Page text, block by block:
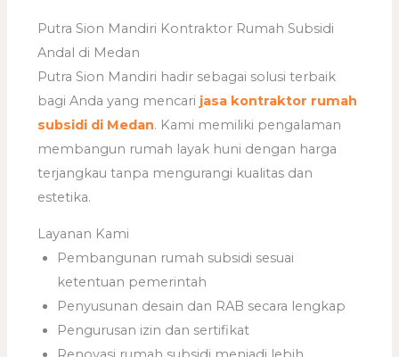
Putra Sion Mandiri Kontraktor Rumah Subsidi
Andal di Medan
Putra Sion Mandiri hadir sebagai solusi terbaik
bagi Anda yang mencari jasa kontraktor rumah
subsidi di Medan. Kami memiliki pengalaman
membangun rumah layak huni dengan harga
terjangkau tanpa mengurangi kualitas dan
estetika.
Layanan Kami
Pembangunan rumah subsidi sesuai
ketentuan pemerintah
Penyusunan desain dan RAB secara lengkap
Pengurusan izin dan sertifikat